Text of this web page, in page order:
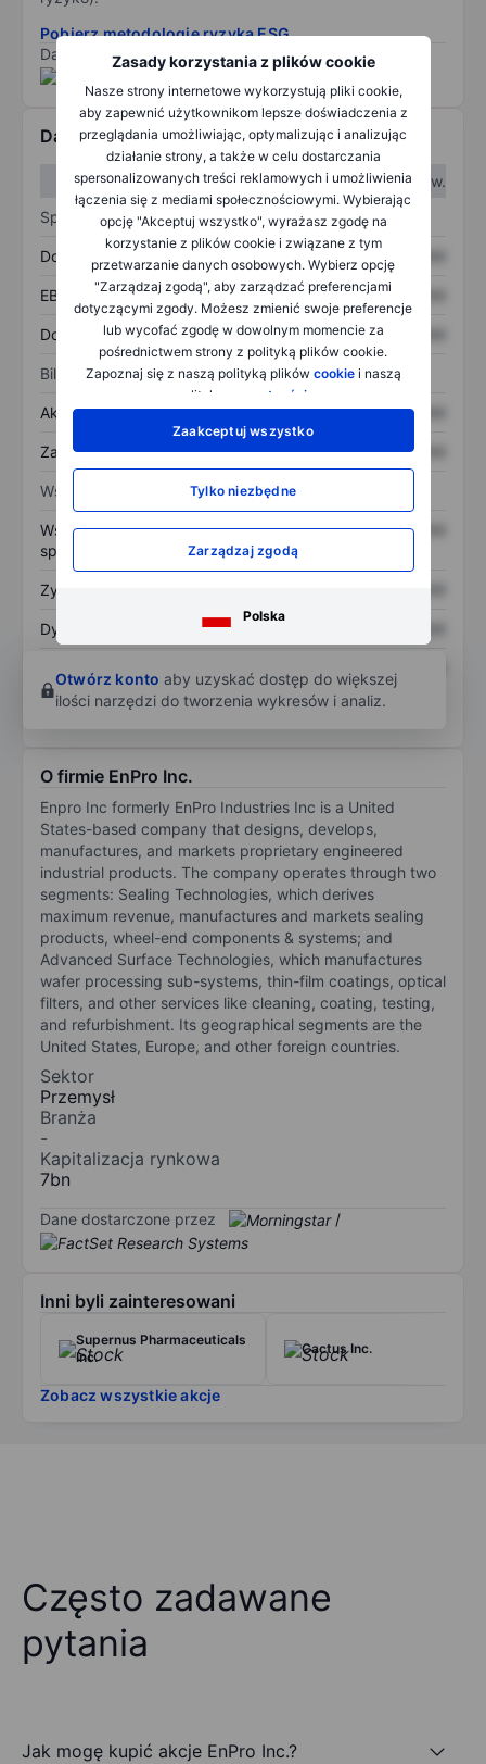
Zasady korzystania z plików cookie
Nasze strony internetowe wykorzystują pliki cookie,
aby zapewnić użytkownikom lepsze doświadczenia z
przeglądania umożliwiając, optymalizując i analizując
działanie strony, a także w celu dostarczania
spersonalizowanych treści reklamowych i umożliwienia
łączenia się z mediami społecznościowymi. Wybierając
opcję "Akceptuj wszystko", wyrażasz zgodę na
korzystanie z plików cookie i związane z tym
przetwarzanie danych osobowych. Wybierz opcję
"Zarządzaj zgodą", aby zarządzać preferencjami
dotyczącymi zgody. Możesz zmienić swoje preferencje
lub wycofać zgodę w dowolnym momencie za
pośrednictwem strony z polityką plików cookie.
Zapoznaj się z naszą polityką plików cookiei naszą
polityką
prywatności
Zaakceptuj wszystko
Tylko niezbędne
Zarządzaj zgodą
Polska
Pobierz metodologię ryzyka ESG.
Dane dostarczone przez
Dane finansowe
W I kw.
W II kw.
Sprawozdanie z zysków
Dochód XXXXXXX XXXXXXX
EBITDA XXXXXXX XXXXXXX
Dochód netto XXXXXXX XXXXXXX
Bilans
Aktywa ogółem XXXXXXX XXXXXXX
Zadłużenie ogółem XXXXXXX XXXXXXX
Wskaźniki
Współczynnik cena do
sprzedaży
XXXXXXX XXXXXXX
Zysk na akcję
Dywidenda na akcję
własnego
Otwórz konto aby uzyskać dostęp do większej
ilości narzędzi do tworzenia wykresów i analiz.
O firmie EnPro Inc.
Enpro Inc formerly EnPro Industries Inc is a United
States-based company that designs, develops,
manufactures, and markets proprietary engineered
industrial products. The company operates through two
segments: Sealing Technologies, which derives
maximum revenue, manufactures and markets sealing
products, wheel-end components & systems; and
Advanced Surface Technologies, which manufactures
wafer processing sub-systems, thin-film coatings, optical
filters, and other services like cleaning, coating, testing,
and refurbishment. Its geographical segments are the
United States, Europe, and other foreign countries.
Sektor
Przemysł
Branża
-
Kapitalizacja rynkowa
7bn
Dane dostarczone przez /
Inni byli zainteresowani
Supernus Pharmaceuticals
Inc.
Cactus Inc.
Zobacz wszystkie akcje
Często zadawane
pytania
Jak mogę kupić akcje EnPro Inc.?